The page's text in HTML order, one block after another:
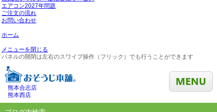
エアコン2027年問題
ご注文の流れ
お問い合わせ
ホーム
メニューを閉じる
パネルの開閉は左右のスワイプ操作（フリック）でも行うことができます
熊本合志店
熊本西店